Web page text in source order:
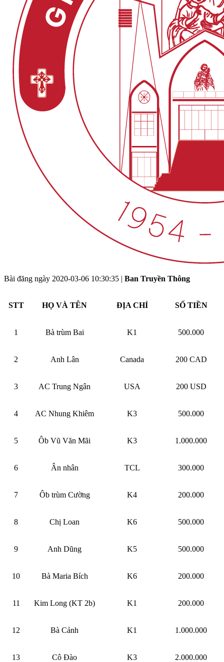
Bài đăng ngày 2020-03-06 10:30:35 | Ban Truyền Thông
STT HỌ VÀ TÊN ĐỊA CHỈ SỐ TIỀN
1 Bà trùm Bai K1 500.000
2 Anh Lân Canada 200 CAD
3 AC Trung Ngân USA 200 USD
4 AC Nhung Khiêm K3 500.000
5 Ôb Vũ Văn Mãi K3 1.000.000
6 Ân nhân TCL 300.000
7 Ôb trùm Cường K4 200.000
8 Chị Loan K6 500.000
9 Anh Dũng K5 500.000
10 Bà Maria Bích K6 200.000
11 Kim Long (KT 2b) K1 200.000
12 Bà Cảnh K1 1.000.000
13 Cô Đào K3 2.000.000